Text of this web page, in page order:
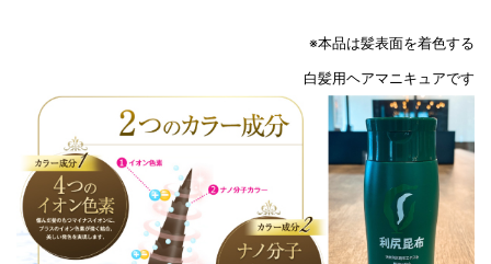
※本品は髪表面を着色する
白髪用ヘアマニキュアです